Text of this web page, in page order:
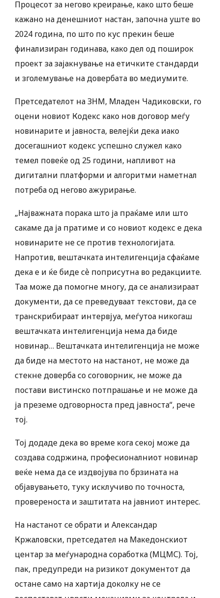
Процесот за негово креирање, како што беше
кажано на денешниот настан, започна уште во
2024 година, по што по кус прекин беше
финализиран годинава, како дел од поширок
проект за зајакнување на етичките стандарди
и зголемување на довербата во медиумите.
Претседателот на ЗНМ, Младен Чадиковски, го
оцени новиот Кодекс како нов договор меѓу
новинарите и јавноста, велејќи дека иако
досегашниот кодекс успешно служел како
темел повеќе од 25 години, напливот на
дигитални платформи и алгоритми наметнал
потреба од негово ажурирање.
„Најважната порака што ја праќаме или што
сакаме да ја пратиме и со новиот кодекс е дека
новинарите не се против технологијата.
Напротив, вештачката интелигенција сфаќаме
дека е и ќе биде сѐ поприсутна во редакциите.
Таа може да помогне многу, да се анализираат
документи, да се преведуваат текстови, да се
транскрибираат интервјуа, меѓутоа никогаш
вештачката интелигенција нема да биде
новинар… Вештачката интелигенција не може
да биде на местото на настанот, не може да
стекне доверба со соговорник, не може да
постави вистинско потпрашање и не може да
ја преземе одговорноста пред јавноста“, рече
тој.
Тој додаде дека во време кога секој може да
создава содржина, професионалниот новинар
веќе нема да се издвојува по брзината на
објавувањето, туку исклучиво по точноста,
провереноста и заштитата на јавниот интерес.
На настанот се обрати и Александар
Кржаловски, претседател на Македонскиот
центар за меѓународна соработка (МЦМС). Тој,
пак, предупреди на ризикот документот да
остане само на хартија доколку не се